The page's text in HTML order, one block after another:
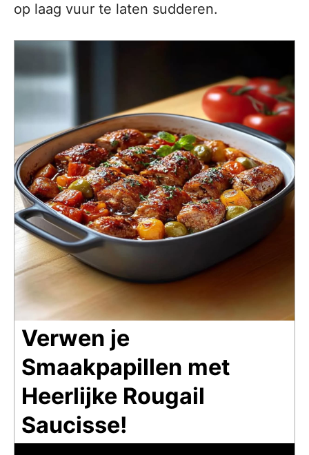
op laag vuur te laten sudderen.
Verwen je
Smaakpapillen met
Heerlijke Rougail
Saucisse!